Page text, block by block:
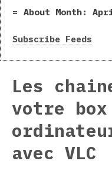
About Month:
Subscribe Feeds
Les
votre
avec VLC